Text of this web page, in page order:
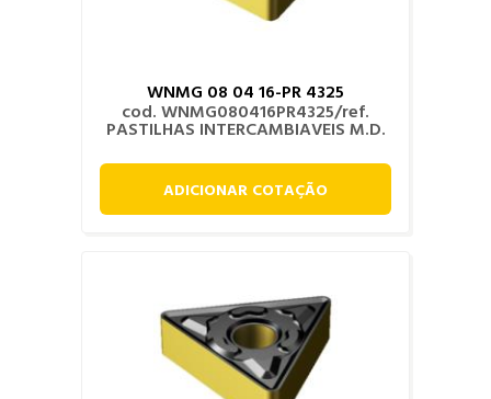
WNMG 08 04 16-PR 4325
cod. WNMG080416PR4325/ref.
PASTILHAS INTERCAMBIAVEIS M.D.
ADICIONAR COTAÇÃO